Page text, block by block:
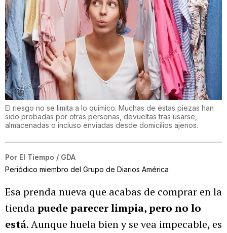
El riesgo no se limita a lo químico. Muchas de estas piezas han
sido probadas por otras personas, devueltas tras usarse,
almacenadas o incluso enviadas desde domicilios ajenos.
Por El Tiempo / GDA
Periódico miembro del Grupo de Diarios América
Esa prenda nueva que acabas de comprar en la
tiendapuede parecer limpia, pero no lo
está. Aunque huela bien y se vea impecable, es